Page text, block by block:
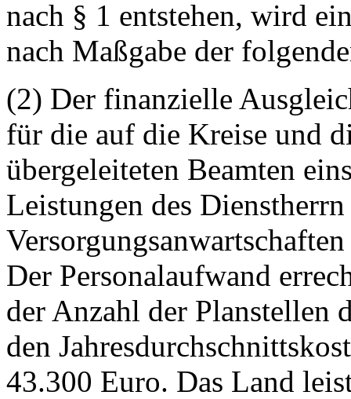
nach § 1 entstehen, wird
nach Maßgabe der
(2) Der finanzielle
für die auf die Kreise und
übergeleiteten Beamten
Leistungen des
Der Personalaufwand
der Anzahl der Planstellen
den
43.300 Euro. Das Land